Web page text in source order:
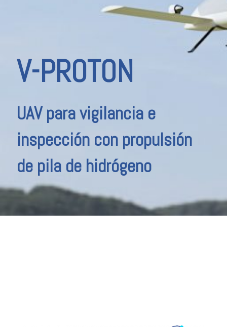
V-PROTON
UAV para vigilancia e
inspección con propulsión
de pila de hidrógeno